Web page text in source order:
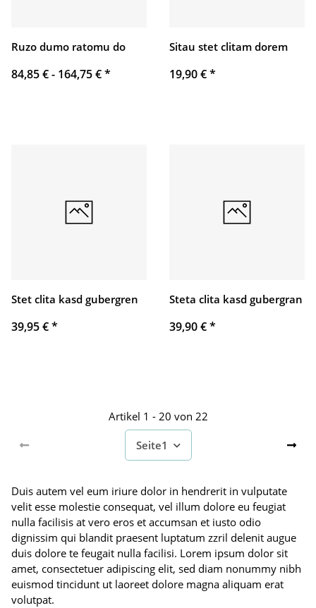
Ruzo dumo ratomu do
84,85 € - 164,75 €*
Sitau stet clitam dorem
19,90 €*
Stet clita kasd gubergren
39,95 €*
Steta clita kasd gubergran
39,90 €*
Artikel 1 - 20 von 22
Seite1
Duis autem vel eum iriure dolor in hendrerit in vulputate
velit esse molestie consequat, vel illum dolore eu feugiat
nulla facilisis at vero eros et accumsan et iusto odio
dignissim qui blandit praesent luptatum zzril delenit augue
duis dolore te feugait nulla facilisi. Lorem ipsum dolor sit
amet, consectetuer adipiscing elit, sed diam nonummy nibh
euismod tincidunt ut laoreet dolore magna aliquam erat
volutpat.